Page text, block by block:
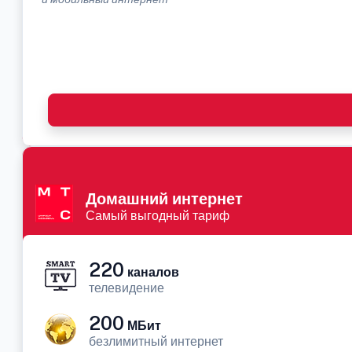
Домашний интернет
Самый выгодный тариф
220 каналов
телевидение
200 МБит
безлимитный интернет